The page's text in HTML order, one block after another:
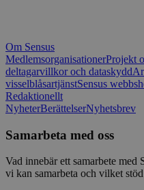
Om Sensus
MedlemsorganisationerProjekt
deltagarvillkor och dataskydd
visselblåsartjänstSensus
Redaktionellt
NyheterBerättelserNyhetsbrev
Samarbeta med oss
Vad innebär ett samarbete med
vi kan samarbeta och vilket